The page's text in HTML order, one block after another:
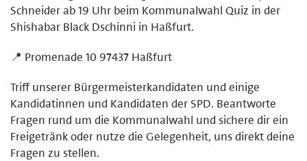
Schneider ab 19 Uhr beim Kommunalwahl Quiz in der
Shishabar Black Dschinni in Haßfurt.
📍 Promenade 10 97437 Haßfurt
Triff unserer Bürgermeisterkandidaten und einige
Kandidatinnen und Kandidaten der SPD. Beantworte
Fragen rund um die Kommunalwahl und sichere dir ein
Freigetränk oder nutze die Gelegenheit, uns direkt deine
Fragen zu stellen.